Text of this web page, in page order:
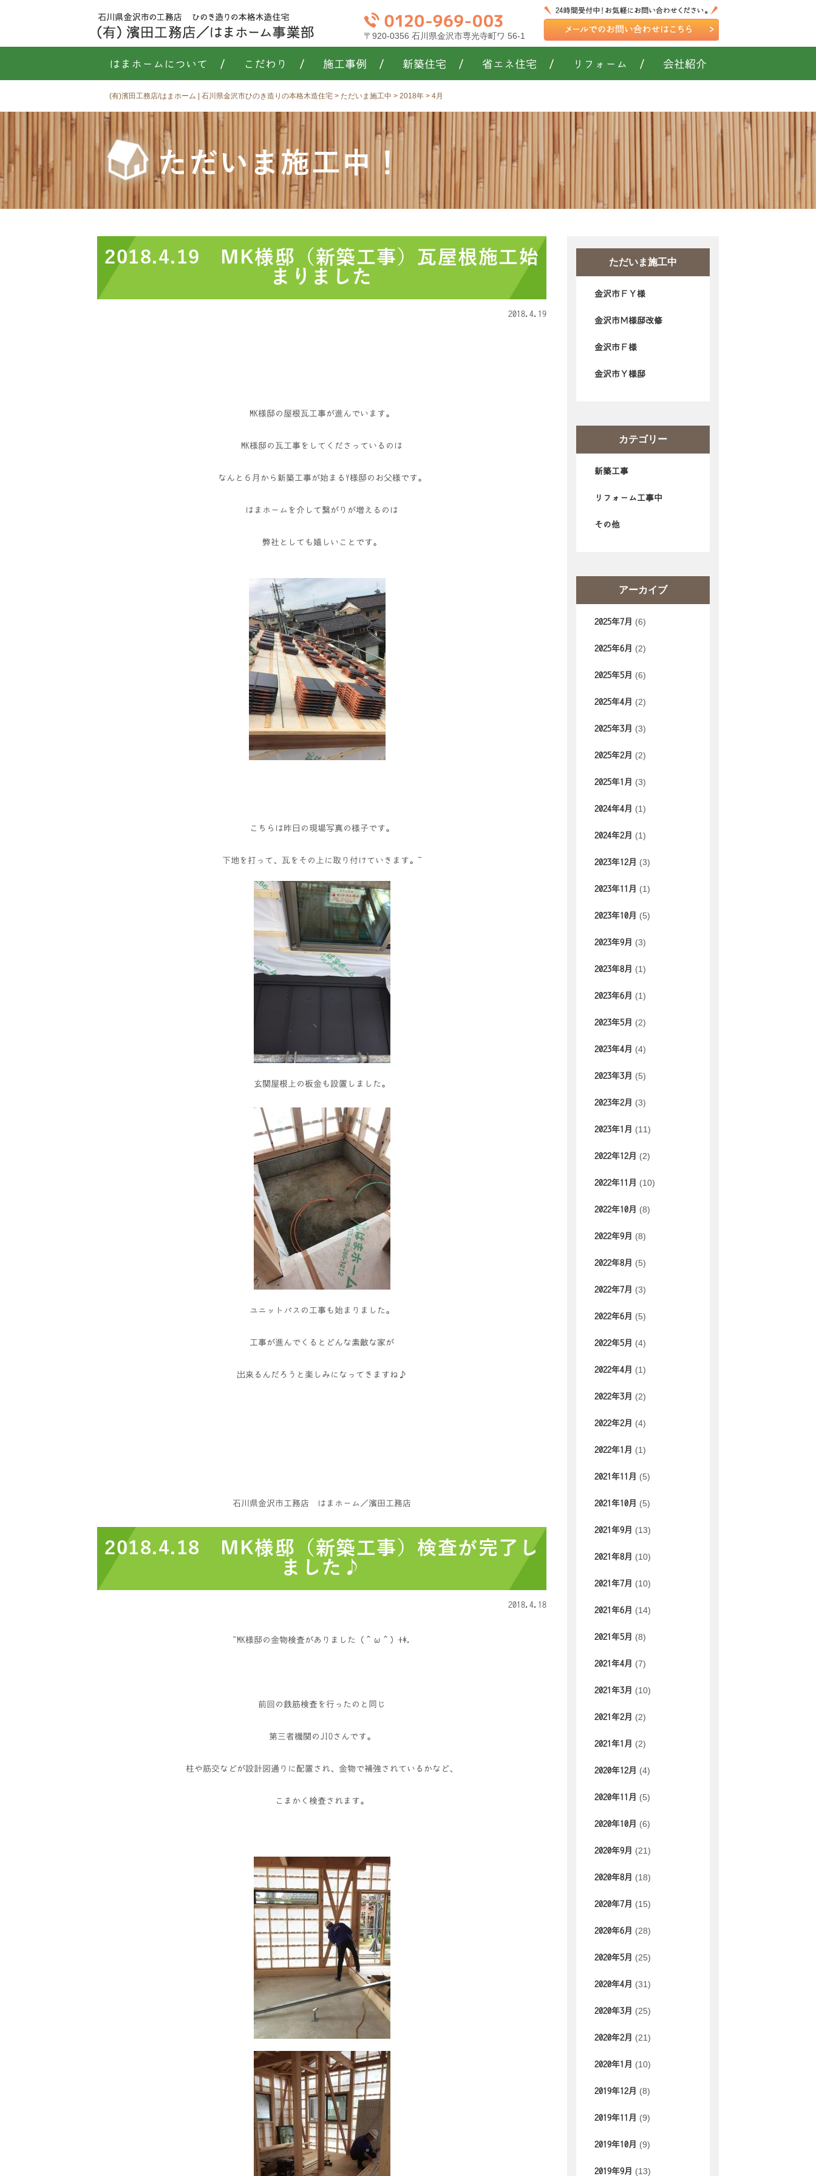
〒920-0356 石川県金沢市専光寺町ワ 56-1
はまホームについて / こだわり / 施工事例 / 新築住宅 / 省エネ住宅 / リフォーム / 会社紹介
(有)濱田工務店/はまホーム | 石川県金沢市ひのき造りの本格木造住宅 > ただいま施工中 > 2018年 > 4月
ただいま施工中！
ただいま施工中
金沢市ＦＹ様
金沢市Ｍ様邸改修
金沢市Ｆ様
金沢市Ｙ様邸
カテゴリー
新築工事
リフォーム工事中
その他
アーカイブ
2025年7月 (6)
2025年6月 (2)
2025年5月 (6)
2025年4月 (2)
2025年3月 (3)
2025年2月 (2)
2025年1月 (3)
2024年4月 (1)
2024年2月 (1)
2023年12月 (3)
2023年11月 (1)
2023年10月 (5)
2023年9月 (3)
2023年8月 (1)
2023年6月 (1)
2023年5月 (2)
2023年4月 (4)
2023年3月 (5)
2023年2月 (3)
2023年1月 (11)
2022年12月 (2)
2022年11月 (10)
2022年10月 (8)
2022年9月 (8)
2022年8月 (5)
2022年7月 (3)
2022年6月 (5)
2022年5月 (4)
2022年4月 (1)
2022年3月 (2)
2022年2月 (4)
2022年1月 (1)
2021年11月 (5)
2021年10月 (5)
2021年9月 (13)
2021年8月 (10)
2021年7月 (10)
2021年6月 (14)
2021年5月 (8)
2021年4月 (7)
2021年3月 (10)
2021年2月 (2)
2021年1月 (2)
2020年12月 (4)
2020年11月 (5)
2020年10月 (6)
2020年9月 (21)
2020年8月 (18)
2020年7月 (15)
2020年6月 (28)
2020年5月 (25)
2020年4月 (31)
2020年3月 (25)
2020年2月 (21)
2020年1月 (10)
2019年12月 (8)
2019年11月 (9)
2019年10月 (9)
2019年9月 (13)
2018.4.19 MK様邸（新築工事）瓦屋根施工始
まりました
2018.4.19
MK様邸の屋根瓦工事が進んでいます。
MK様邸の瓦工事をしてくださっているのは
なんと６月から新築工事が始まるY様邸のお父様です。
はまホームを介して繋がりが増えるのは
弊社としても嬉しいことです。
こちらは昨日の現場写真の様子です。
下地を打って、瓦をその上に取り付けていきます。
玄関屋根上の板金も設置しました。
ユニットバスの工事も始まりました。
工事が進んでくるとどんな素敵な家が
出来るんだろうと楽しみになってきますね♪
石川県金沢市工務店 はまホーム／濱田工務店
2018.4.18 MK様邸（新築工事）検査が完了し
ました♪
2018.4.18
MK様邸の金物検査がありました（＾ω＾）+*.
前回の鉄筋検査を行ったのと同じ
第三者機関のJIOさんです。
柱や筋交などが設計図通りに配置され、金物で補強されているかなど、
こまかく検査されます。